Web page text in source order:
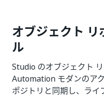
オブジェクト
ル
Studio のオブジェクト
Automation モダンのア
ポジトリと同期し、ライ